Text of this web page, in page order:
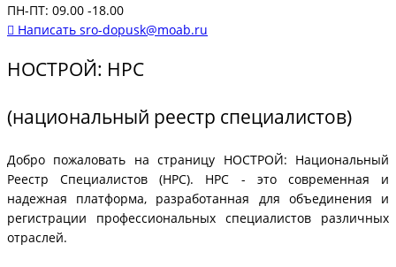
ПН-ПТ: 09.00 -18.00
Написать sro-dopusk@moab.ru
НОСТРОЙ: НРС
(национальный реестр специалистов)
Добро пожаловать на страницу НОСТРОЙ: Национальный
Реестр Специалистов (НРС). НРС - это современная и
надежная платформа, разработанная для объединения и
регистрации профессиональных специалистов различных
отраслей.